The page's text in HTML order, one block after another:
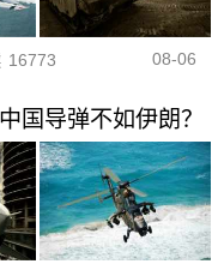
16773 08-06
国导弹不如伊朗？